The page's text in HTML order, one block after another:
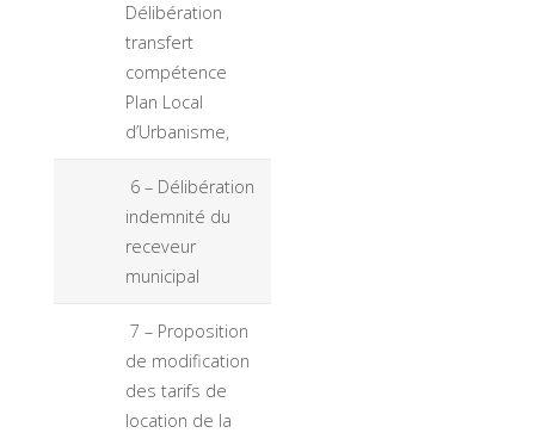
Délibération
transfert
compétence
Plan Local
d’Urbanisme,
6 – Délibération
indemnité du
receveur
municipal
7 – Proposition
de modification
des tarifs de
location de la